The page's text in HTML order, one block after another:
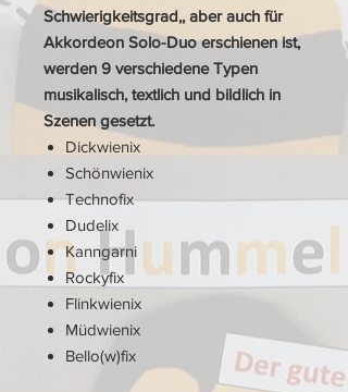
Schwierigkeitsgrad,, aber auch für
Akkordeon Solo-Duo erschienen ist,
werden 9 verschiedene Typen
musikalisch, textlich und bildlich in
Szenen gesetzt.
Dickwienix
Schönwienix
Technofix
Dudelix
Kanngarni
Rockyfix
Flinkwienix
Müdwienix
Bello(w)fix